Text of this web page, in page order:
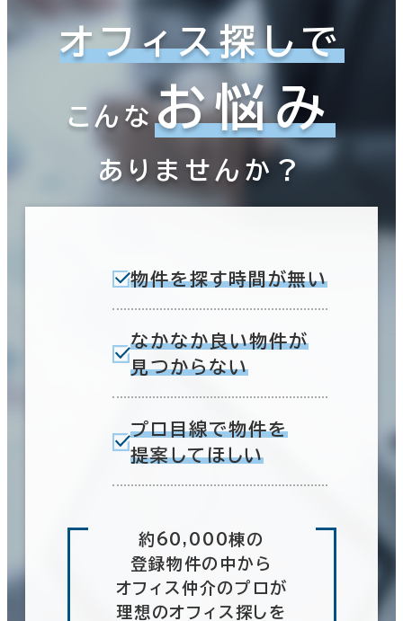
オフィス探しで
こんなお悩み
ありませんか？
物件を探す時間が無い
なかなか良い物件が
見つからない
プロ目線で物件を
提案してほしい
約60,000棟の
登録物件の中から
オフィス仲介のプロが
理想のオフィス探しを